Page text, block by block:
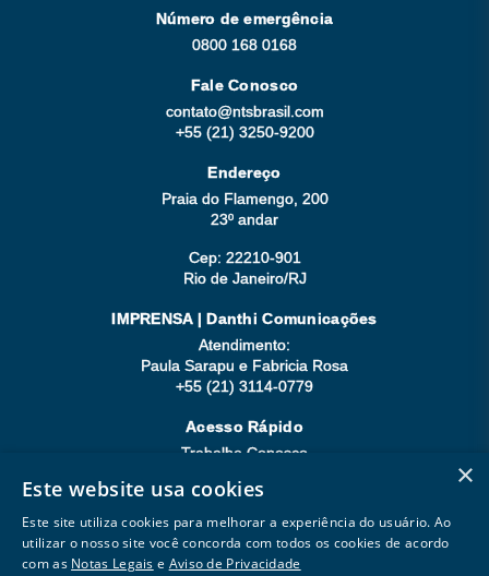
Número de emergência
0800 168 0168
Fale Conosco
contato@ntsbrasil.com
+55 (21) 3250-9200
Endereço
Praia do Flamengo, 200
23º andar
Cep: 22210-901
Rio de Janeiro/RJ
IMPRENSA | Danthi Comunicações
Atendimento:
Paula Sarapu e Fabricia Rosa
+55 (21) 3114-0779
Acesso Rápido
Trabalhe Conosco
Seja Fornecedor
×
Este website usa cookies
Este site utiliza cookies para melhorar a experiência do usuário. Ao
utilizar o nosso site você concorda com todos os cookies de acordo
com as Notas Legais e Aviso de Privacidade